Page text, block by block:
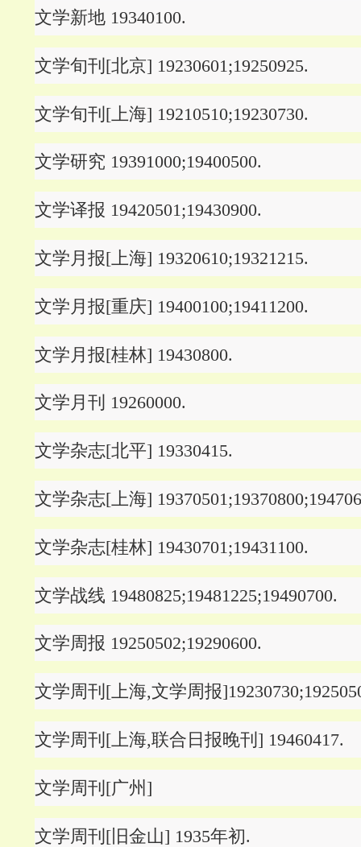
文学新地 19340100.
文学旬刊[北京] 19230601;19250925.
文学旬刊[上海] 19210510;19230730.
文学研究 19391000;19400500.
文学译报 19420501;19430900.
文学月报[上海] 19320610;19321215.
文学月报[重庆] 19400100;19411200.
文学月报[桂林] 19430800.
文学月刊 19260000.
文学杂志[北平] 19330415.
文学杂志[上海]
文学杂志[桂林] 19430701;19431100.
文学战线 19480825;19481225;19490700.
文学周报 19250502;19290600.
文学周刊[上海,文学周报
文学周刊[上海,联合日报晚刊] 19460417.
文学周刊[广州]
文学周刊[旧金山] 1935年初.